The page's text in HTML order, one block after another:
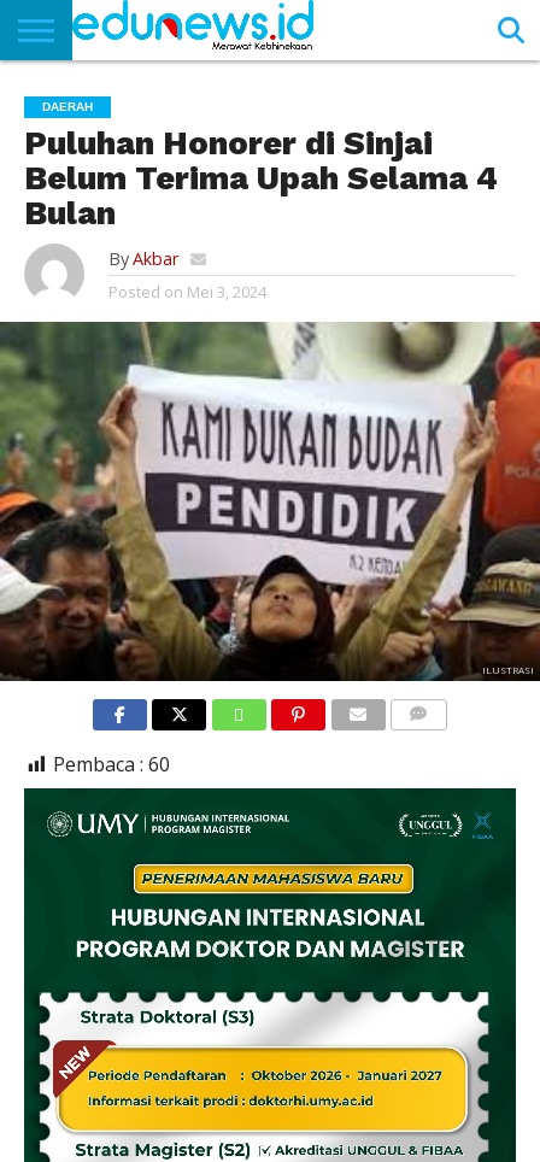
NEWS
EDUNEWS
LITERASI
PUSTAKA
SOSOK
TEKNO
KHASANAH
SASTRA
DAERAH
Puluhan Honorer di Sinjai
Belum Terima Upah Selama 4
Bulan
ByAkbar
Posted on Mei 3, 2024
ILUSTRASI
Pembaca : 60